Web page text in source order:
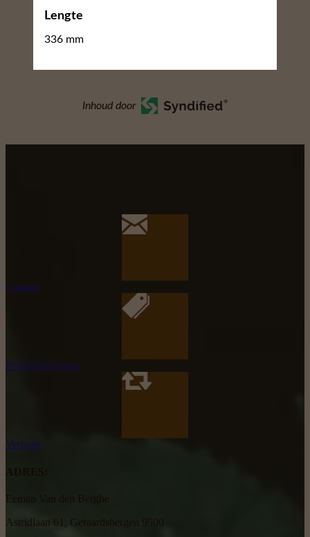
Lengte
336 mm
Inhoud door
Contact
Productaanvraag
Verhuur
Astridlaan 61, Geraardsbergen 9500